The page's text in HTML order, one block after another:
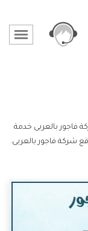
فاجور بالعربى خدمة
شركة فاجور بالعربى.